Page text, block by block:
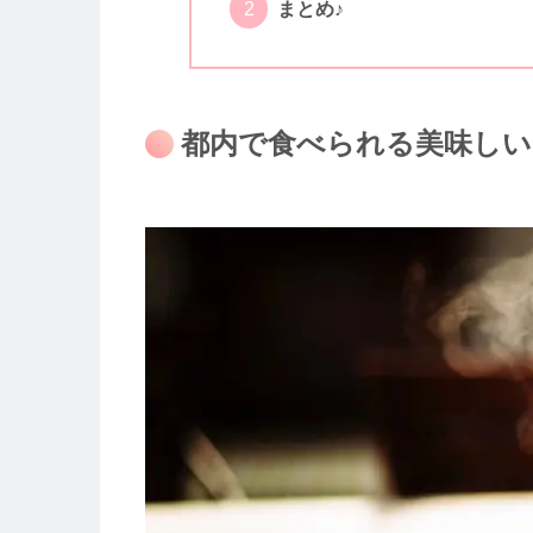
まとめ♪
都内で食べられる美味し